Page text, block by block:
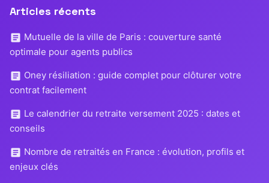
Articles récents
Mutuelle de la ville de Paris : couverture santé
optimale pour agents publics
Oney résiliation : guide complet pour clôturer votre
contrat facilement
Le calendrier du retraite versement 2025 : dates et
conseils
Nombre de retraités en France : évolution, profils et
enjeux clés